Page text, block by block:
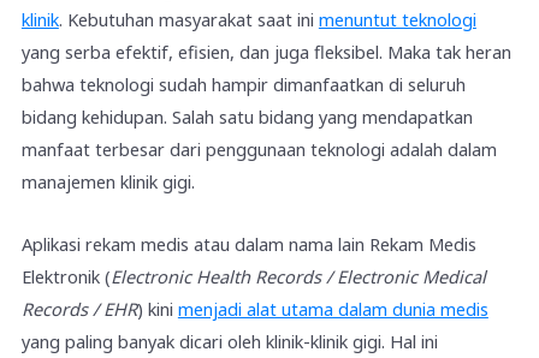
klinik. Kebutuhan masyarakat saat ini menuntut teknologi
yang serba efektif, efisien, dan juga fleksibel. Maka tak heran
bahwa teknologi sudah hampir dimanfaatkan di seluruh
bidang kehidupan. Salah satu bidang yang mendapatkan
manfaat terbesar dari penggunaan teknologi adalah dalam
manajemen klinik gigi.
Aplikasi rekam medis atau dalam nama lain Rekam Medis
Elektronik (Electronic Health Records / Electronic Medical
Records / EHR) kini menjadi alat utama dalam dunia medis
yang paling banyak dicari oleh klinik-klinik gigi. Hal ini